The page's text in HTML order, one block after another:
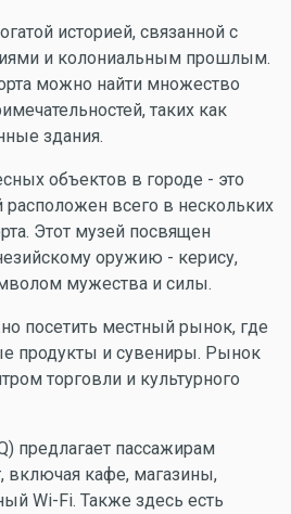
историей, связанной с
и колониальным прошлым.
можно найти множество
таких как
здания.
объектов в городе - это
всего в нескольких
Этот музей посвящен
оружию - керису,
мужества и силы.
посетить местный рынок, где
продукты и сувениры. Рынок
торговли и культурного
предлагает пассажирам
включая кафе, магазины,
Wi-Fi. Также здесь есть